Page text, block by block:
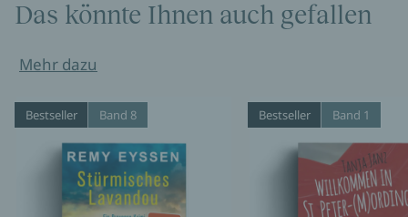
Das könnte Ihnen auch gefallen
Mehr dazu
Bestseller Band 8 Bestseller Band 1